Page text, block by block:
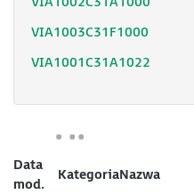
VIA1003C31F1000
VIA1001C31A1022
Data
mod.
KategoriaNazwa